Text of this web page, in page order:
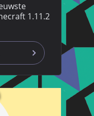
1.11.2